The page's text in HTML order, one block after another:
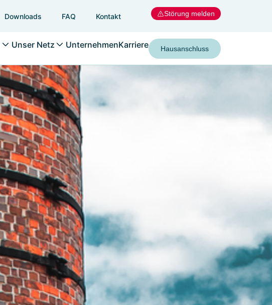
Downloads FAQ Kontakt Störung melden
Unser Netz UnternehmenKarriere Hausanschluss
Abmelden & Verändern
Änderungen an Erzeugungsanlagen
und Speichern
Veränderung und Trennung des
Hausanschlusses